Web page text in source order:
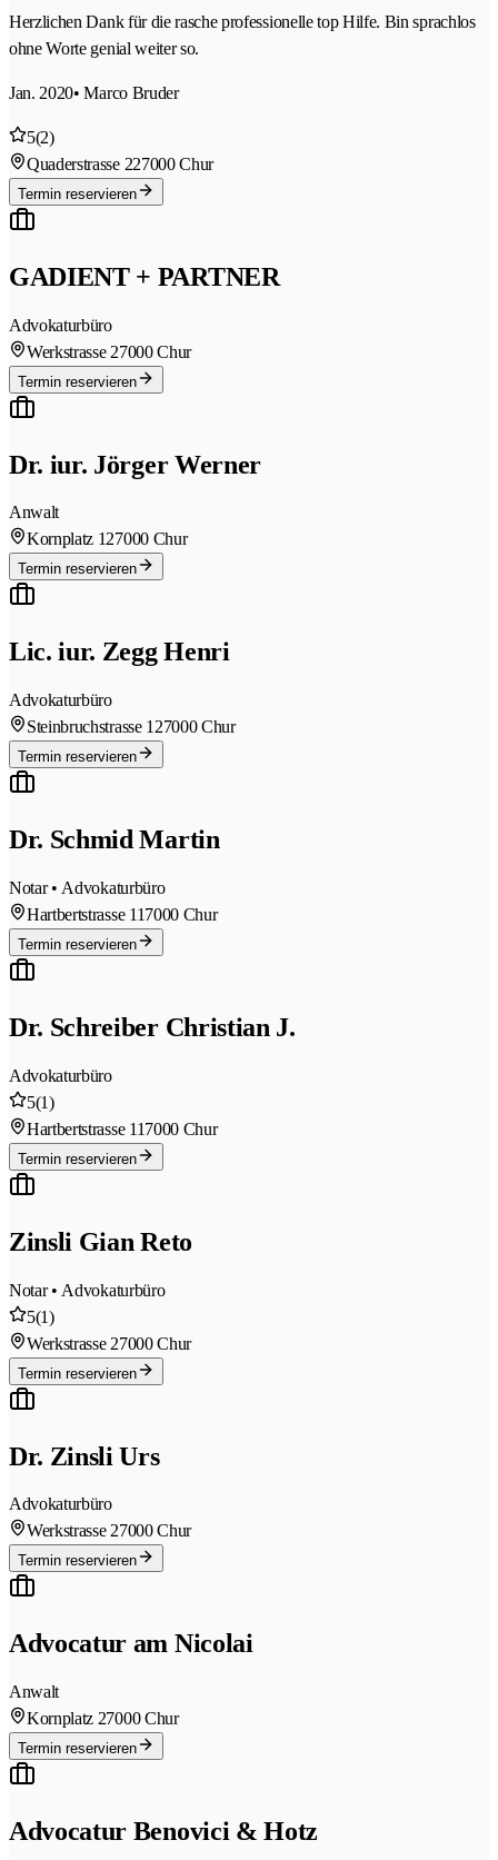
Herzlichen Dank für die rasche professionelle top Hilfe. Bin sprachlos
ohne Worte genial weiter so.
Jan. 2020• Marco Bruder
5(2)
Quaderstrasse 227000 Chur
Termin reservieren
GADIENT + PARTNER
Advokaturbüro
Werkstrasse 27000 Chur
Termin reservieren
Dr. iur. Jörger Werner
Anwalt
Kornplatz 127000 Chur
Termin reservieren
Lic. iur. Zegg Henri
Advokaturbüro
Steinbruchstrasse 127000 Chur
Termin reservieren
Dr. Schmid Martin
Notar • Advokaturbüro
Hartbertstrasse 117000 Chur
Termin reservieren
Dr. Schreiber Christian J.
Advokaturbüro
5(1)
Hartbertstrasse 117000 Chur
Termin reservieren
Zinsli Gian Reto
Notar • Advokaturbüro
5(1)
Werkstrasse 27000 Chur
Termin reservieren
Dr. Zinsli Urs
Advokaturbüro
Werkstrasse 27000 Chur
Termin reservieren
Advocatur am Nicolai
Anwalt
Kornplatz 27000 Chur
Termin reservieren
Advocatur Benovici & Hotz